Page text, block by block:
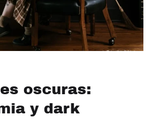
oscuras:
y dark